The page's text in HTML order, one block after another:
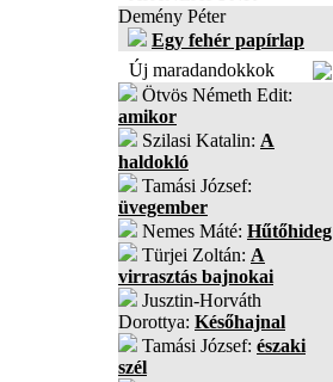
Demény Péter
Egy fehér papírlap
Új maradandokkok
Ötvös Németh Edit:
amikor
Szilasi Katalin: A
haldokló
Tamási József:
üvegember
Nemes Máté: Hűtőhideg
Türjei Zoltán: A
virrasztás bajnokai
Jusztin-Horváth
Dorottya: Későhajnal
Tamási József: északi
szél